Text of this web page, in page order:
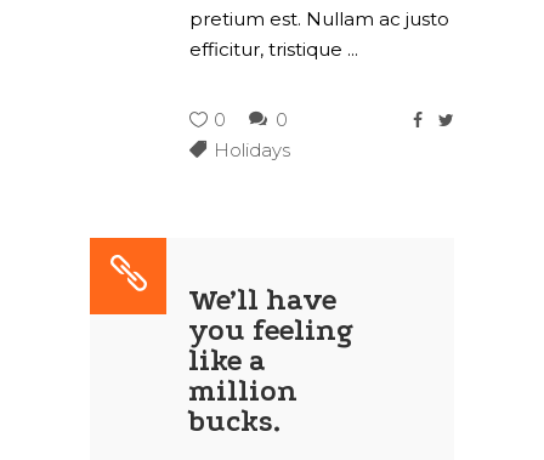
pretium est. Nullam ac justo
efficitur, tristique
0
0
Holidays
We’ll have
you feeling
like a
million
bucks.